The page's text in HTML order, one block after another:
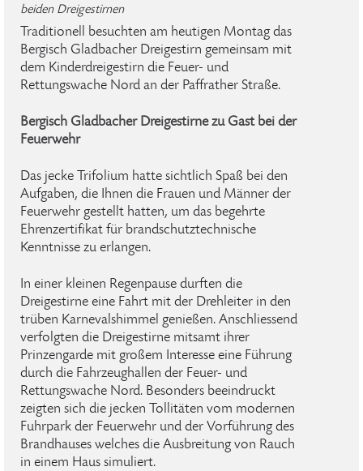
beiden Dreigestirnen
Traditionell besuchten am heutigen Montag das
Bergisch Gladbacher Dreigestirn gemeinsam mit
dem Kinderdreigestirn die Feuer- und
Rettungswache Nord an der Paffrather Straße.
Bergisch Gladbacher Dreigestirne zu Gast bei der
Feuerwehr
Das jecke Trifolium hatte sichtlich Spaß bei den
Aufgaben, die Ihnen die Frauen und Männer der
Feuerwehr gestellt hatten, um das begehrte
Ehrenzertifikat für brandschutztechnische
Kenntnisse zu erlangen.
In einer kleinen Regenpause durften die
Dreigestirne eine Fahrt mit der Drehleiter in den
trüben Karnevalshimmel genießen. Anschliessend
verfolgten die Dreigestirne mitsamt ihrer
Prinzengarde mit großem Interesse eine Führung
durch die Fahrzeughallen der Feuer- und
Rettungswache Nord. Besonders beeindruckt
zeigten sich die jecken Tollitäten vom modernen
Fuhrpark der Feuerwehr und der Vorführung des
Brandhauses welches die Ausbreitung von Rauch
in einem Haus simuliert.